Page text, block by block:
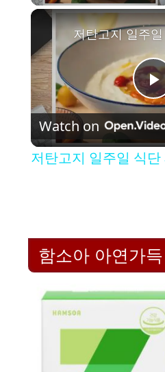
l
V
i
Watch on
저탄고지 일주일 식
함소아 아연가득